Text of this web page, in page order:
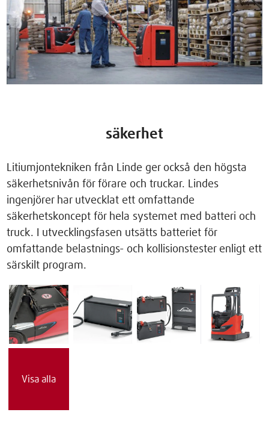
säkerhet
Litiumjontekniken från Linde ger också den högsta
säkerhetsnivån för förare och truckar. Lindes
ingenjörer har utvecklat ett omfattande
säkerhetskoncept för hela systemet med batteri och
truck. I utvecklingsfasen utsätts batteriet för
omfattande belastnings- och kollisionstester enligt ett
särskilt program.
Visa alla